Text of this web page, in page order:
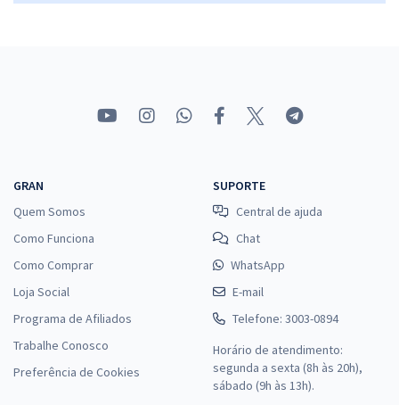
Farroupilha - Conhecimentos Básicos para Todos os Cargos de Nível
Superior (TAE)
à vista
R$19,99
Comprar
IFFAR - Instituto Federal de Educação, Ciência e Tecnologia
GRAN
Quem Somos
Como Funciona
Como Comprar
Loja Social
Programa de Afiliados
Trabalhe Conosco
Preferência de Cookies
SUPORTE
Central de ajuda
Chat
WhatsApp
E-mail
Telefone: 3003-0894
Horário de atendimento:
segunda a sexta (8h às 20h),
sábado (9h às 13h).